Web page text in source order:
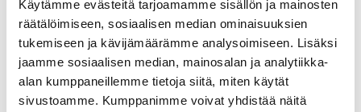
Käytämme evästeitä tarjoamamme sisällön ja mainosten
räätälöimiseen, sosiaalisen median ominaisuuksien
tukemiseen ja kävijämäärämme analysoimiseen. Lisäksi
jaamme sosiaalisen median, mainosalan ja analytiikka-
alan kumppaneillemme tietoja siitä, miten käytät
sivustoamme. Kumppanimme voivat yhdistää näitä